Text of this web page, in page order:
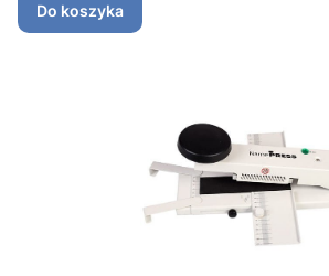
Do koszyka